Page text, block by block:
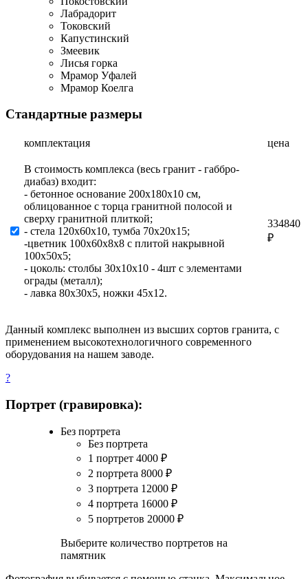
Лабрадорит
Токовский
Капустинский
Змеевик
Лисья горка
Мрамор Уфалей
Мрамор Коелга
Стандартные размеры
комплектация цена
В стоимость комплекса (весь гранит - габбро-
диабаз) входит:
- бетонное основание 200х180х10 см,
облицованное с торца гранитной полосой и
сверху гранитной плиткой;
- стела 120х60х10, тумба 70х20х15;
-цветник 100х60х8х8 с плитой накрывной
100х50х5;
- цоколь: столбы 30х10х10 - 4шт с элементами
ограды (металл);
- лавка 80х30х5, ножки 45х12.
334840
₽
Данный комплекс выполнен из высших сортов гранита, с
применением высокотехнологичного современного
оборудования на нашем заводе.
?
Портрет (гравировка):
Без портрета
Без портрета
1 портрет 4000 ₽
2 портрета 8000 ₽
3 портрета 12000 ₽
4 портрета 16000 ₽
5 портретов 20000 ₽
Выберите количество портретов на
памятник